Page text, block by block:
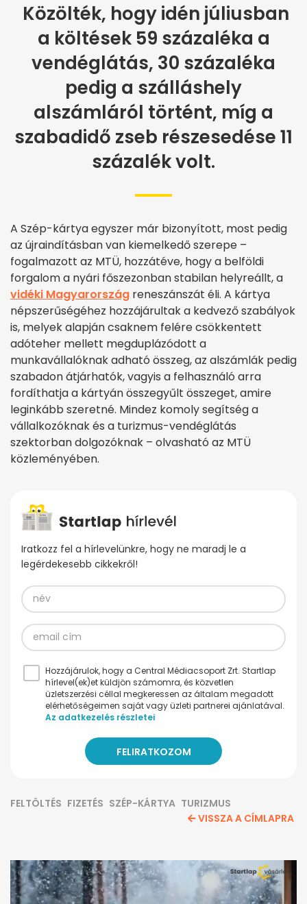
Közölték, hogy idén júliusban
a költések 59 százaléka a
vendéglátás, 30 százaléka
pedig a szálláshely
alszámláról történt, míg a
szabadidő zseb részesedése 11
százalék volt.
A Szép-kártya egyszer már bizonyított, most pedig
az újraindításban van kiemelkedő szerepe –
fogalmazott az MTÜ, hozzátéve, hogy a belföldi
forgalom a nyári főszezonban stabilan helyreállt, a
vidéki Magyarország reneszánszát éli. A kártya
népszerűségéhez hozzájárultak a kedvező szabályok
is, melyek alapján csaknem felére csökkentett
adóteher mellett megduplázódott a
munkavállalóknak adható összeg, az alszámlák pedig
szabadon átjárhatók, vagyis a felhasználó arra
fordíthatja a kártyán összegyűlt összeget, amire
leginkább szeretné. Mindez komoly segítség a
vállalkozóknak és a turizmus-vendéglátás
szektorban dolgozóknak – olvasható az MTÜ
közleményében.
Iratkozz fel a hírlevelünkre, hogy ne maradj le a
legérdekesebb cikkekről!
Hozzájárulok, hogy a Central Médiacsoport Zrt. Startlap
hírlevel(ek)et küldjön számomra, és közvetlen
üzletszerzési céllal megkeressen az általam megadott
elérhetőségeimen saját vagy üzleti partnerei ajánlatával.
Az adatkezelés részletei
FELTÖLTÉS FIZETÉS SZÉP-KÁRTYA TURIZMUS
VISSZA A CÍMLAPRA